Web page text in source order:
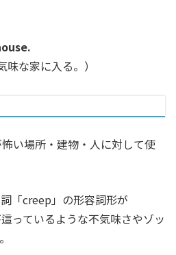
な家に入る。）
い場所・建物・人に対して使
「creep」の形容詞形が
っているような不気味さやゾッ